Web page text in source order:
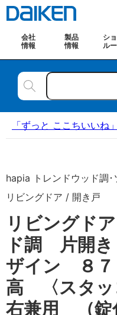
会社
情報
製品
情報
シ
ル
「ずっと ここちいい
hapia トレンドウッド調
リビングドア / 開き戸
リビングド
ド調 片開
ザイン ８７
高 〈スタ
右兼用 （